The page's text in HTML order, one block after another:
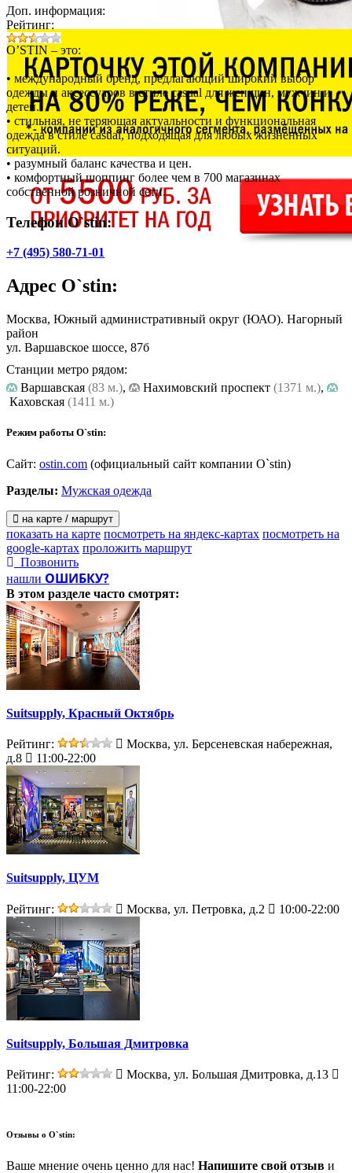
Доп. информация:
Рейтинг:
O’STIN – это:
• международный бренд, предлагающий широкий выбор
одежды и аксессуаров в стиле casual для женщин, мужчин и
детей.
• стильная, не теряющая актуальности и функциональная
одежда в стиле casual, подходящая для любых жизненных
ситуаций.
• разумный баланс качества и цен.
• комфортный шоппинг более чем в 700 магазинах
собственной розничной сети.
Телефон O`stin:
+7 (495) 580-71-01
Адрес O`stin:
Москва, Южный административный округ (ЮАО). Нагорный
район
ул. Варшавское шоссе, 87б
Станции метро рядом:
Варшавская (83 м.), Нахимовский проспект (1371 м.),
Каховская (1411 м.)
Режим работы O`stin:
Сайт: ostin.com (официальный сайт компании O`stin)
Разделы: Мужская одежда
на карте / маршрут
показать на карте посмотреть на яндекс-картах посмотреть на
google-картах проложить маршрут
Позвонить
нашли ОШИБКУ?
В этом разделе часто смотрят:
Suitsupply, Красный Октябрь
Рейтинг:
Москва, ул. Берсеневская набережная,
д.8
11:00-22:00
Suitsupply, ЦУМ
Рейтинг: Москва, ул. Петровка, д.2 10:00-22:00
Suitsupply, Большая Дмитровка
Рейтинг:
Москва, ул. Большая Дмитровка, д.13
11:00-22:00
Отзывы о O`stin:
Ваше мнение очень ценно для нас! Напишите свой отзыв и